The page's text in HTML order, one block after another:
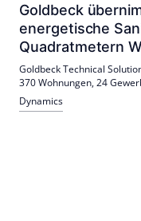
Goldbeck
energetische
Quadratmetern
Goldbeck Technical
370 Wohnungen, 24
Schwerpunkte liegen in
ein Projekt in Detmold ist
Dynamics